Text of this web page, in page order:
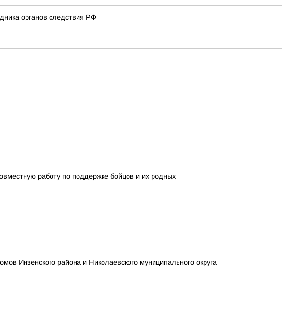
органов следствия РФ
работу по поддержке бойцов и их родных
Инзенского района и Николаевского муниципального округа